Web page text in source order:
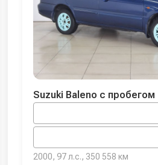
Suzuki Baleno с пробегом
2000, 97 л.с., 350 558 км